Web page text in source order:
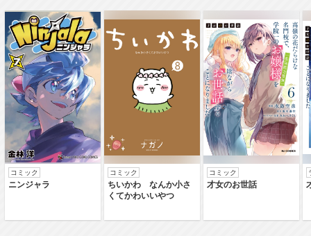
コミック
ニンジャラ
コミック
ちいかわ なんか小さ
くてかわいいやつ
コミック
才女のお世話